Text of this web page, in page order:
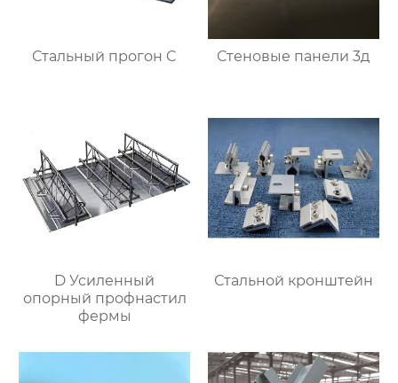
Стальный прогон C Стеновые панели 3д
D Усиленный
опорный профнастил
фермы
Стальной кронштейн